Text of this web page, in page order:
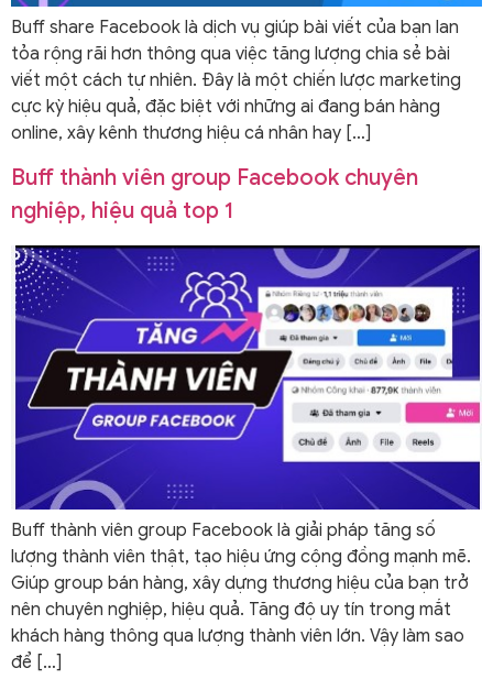
Buff share Facebook là dịch vụ giúp bài viết của bạn lan
tỏa rộng rãi hơn thông qua việc tăng lượng chia sẻ bài
viết một cách tự nhiên. Đây là một chiến lược marketing
cực kỳ hiệu quả, đặc biệt với những ai đang bán hàng
online, xây kênh thương hiệu cá nhân hay […]
Buff thành viên group Facebook chuyên
nghiệp, hiệu quả top 1
Buff thành viên group Facebook là giải pháp tăng số
lượng thành viên thật, tạo hiệu ứng cộng đồng mạnh mẽ.
Giúp group bán hàng, xây dựng thương hiệu của bạn trở
nên chuyên nghiệp, hiệu quả. Tăng độ uy tín trong mắt
khách hàng thông qua lượng thành viên lớn. Vậy làm sao
để […]